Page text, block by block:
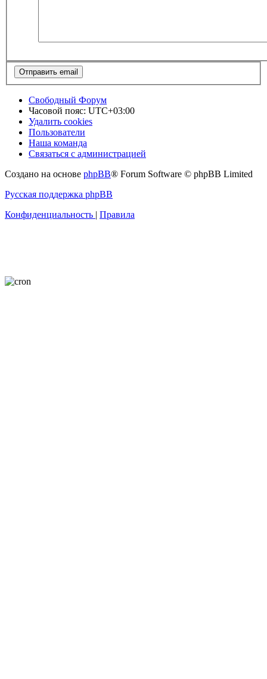
Свободный Форум
Часовой пояс: UTC+03:00
Удалить cookies
Пользователи
Наша команда
Связаться с администрацией
Создано на основе phpBB® Forum Software © phpBB Limited
Русская поддержка phpBB
Конфиденциальность
Правила